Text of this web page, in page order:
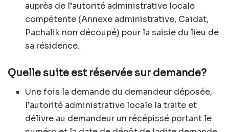
auprès de l’autorité administrative locale
compétente (Annexe administrative, Caïdat,
Pachalik non découpé) pour la saisie du lieu de
sa résidence.
Quelle suite est réservée sur demande?
Une fois la demande du demandeur déposée,
l’autorité administrative locale la traite et
délivre au demandeur un récépissé portant le